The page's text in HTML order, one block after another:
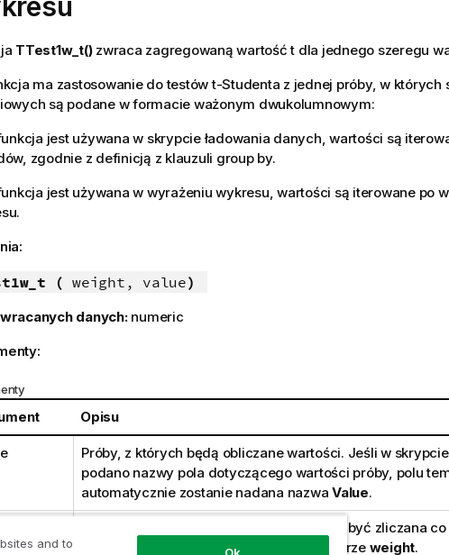
TTest1w_t()zwraca zagregowaną wartość t dla jednego szeregu
ma zastosowanie do testów t-Studenta z jednej próby, w których
są podane w formacie ważonym dwukolumnowym:
jest używana w skrypcie ładowania danych, wartości są
zgodnie z definicją z klauzuli group by.
jest używana w wyrażeniu wykresu, wartości są iterowane po
( weight, value)
danych: numeric
Opisu
Próby, z których będą obliczane wartości. Jeśli w
podano nazwy pola dotyczącego wartości próby, polu
automatycznie zostanie nadana nazwa Value.
może być zliczana
odpowiednio do wartości wagi w parametrze weight.
and to